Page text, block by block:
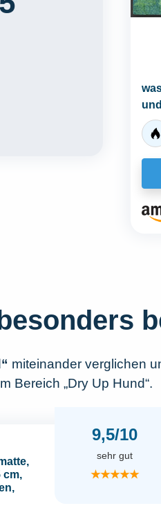
miteinander verglichen
Bereich „Dry Up Hund“.
cm,
9,5/10
sehr gut
★★★★★